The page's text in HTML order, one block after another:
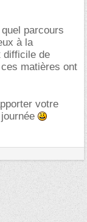
parcours
à la
difficile de
matières ont
votre